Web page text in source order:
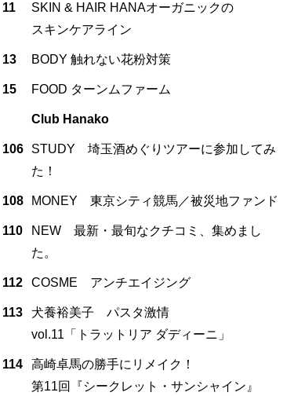
11
SKIN & HAIR HANAオーガニックの
スキンケアライン
13 BODY 触れない花粉対策
15 FOOD ターンムファーム
Club Hanako
106
STUDY 埼玉酒めぐりツアーに参加してみ
た！
108 MONEY 東京シティ競馬／被災地ファンド
110
NEW 最新・最旬なクチコミ、集めまし
た。
112 COSME アンチエイジング
113
犬養裕美子 パスタ激情
vol.11「トラットリア ダディーニ」
114
高崎卓馬の勝手にリメイク！
第11回『シークレット・サンシャイン』